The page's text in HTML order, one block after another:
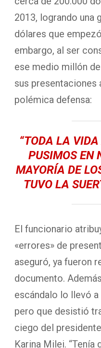
2013, logrando una
dólares que
embargo, al ser
ese medio millón
sus presentaciones
polémica defensa:
“TODA LA
PUSIMOS EN
MAYORÍA DE
TUVO LA
El funcionario
«errores» de
aseguró, ya fueron
documento.
escándalo lo llevó a
pero que desistió
ciego del
Karina Milei.